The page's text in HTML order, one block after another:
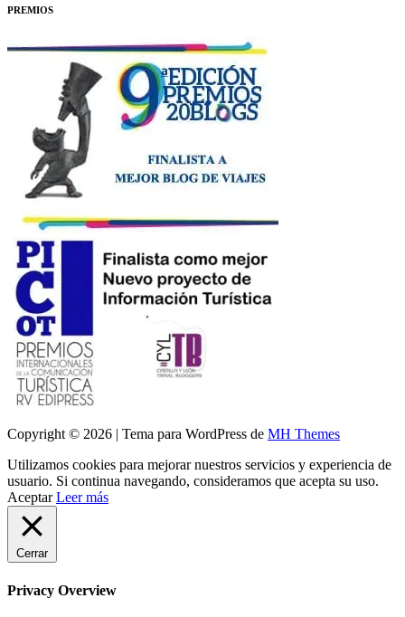
PREMIOS
Copyright © 2026 | Tema para WordPress de MH Themes
Utilizamos cookies para mejorar nuestros servicios y experiencia de
usuario. Si continua navegando, consideramos que acepta su uso.
Aceptar Leer más
Cerrar
Privacy Overview